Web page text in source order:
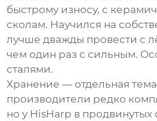
быстрому износу, с
сколам. Научился на
лучше дважды провести с
чем один раз с сильным.
сталями.
Хранение — отдельная
производители редко
но у HisHarp в продвинутых